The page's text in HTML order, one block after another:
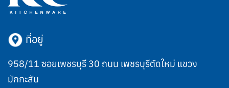
ที่อยู่
958/11 ซอยเพชรบุรี 30 ถนน เพชรบุรีตัดใหม่ แขวง
มักกะสัน